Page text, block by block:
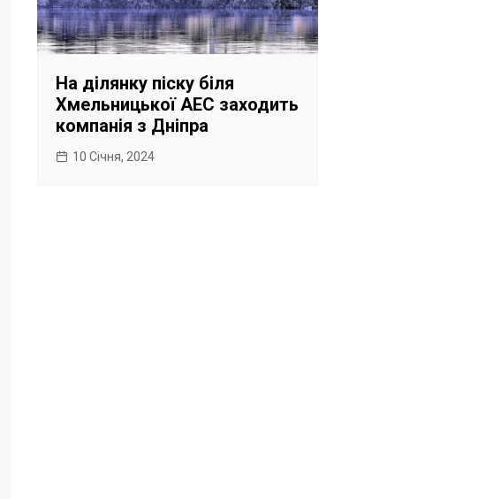
На ділянку піску біля
Хмельницької АЕС заходить
компанія з Дніпра
10 Січня, 2024